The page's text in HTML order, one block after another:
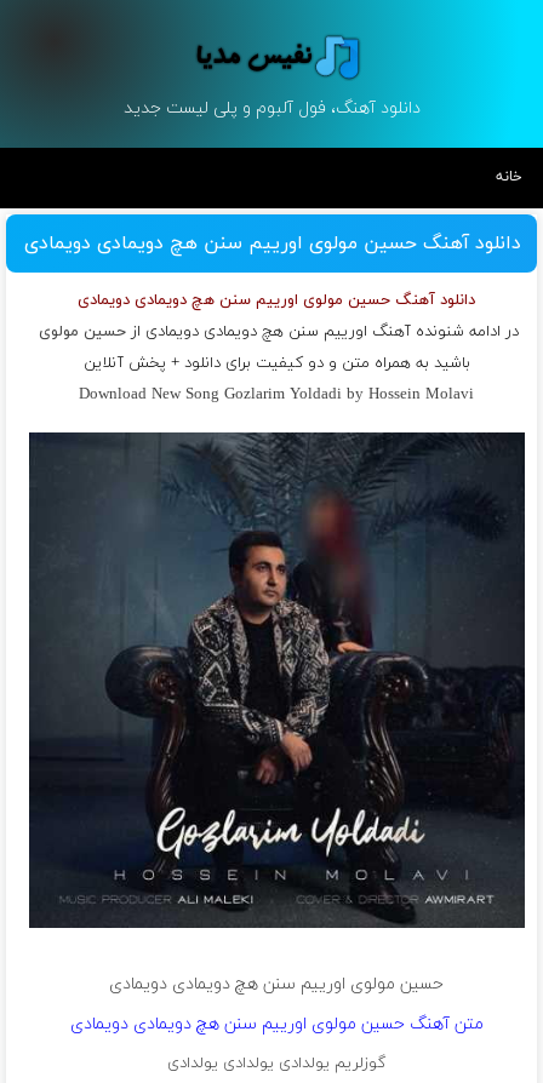
دانلود آهنگ، فول آلبوم و پلی لیست جدید
خانه
دانلود آهنگ حسین مولوی اورییم سنن هچ دویمادی دویمادی
دانلود آهنگ حسین مولوی اورییم سنن هچ دویمادی دویمادی
در ادامه شنونده آهنگ اورییم سنن هچ دویمادی دویمادی از حسین مولوی
باشید به همراه متن و دو کیفیت برای دانلود + پخش آنلاین
Download New Song Gozlarim Yoldadi by Hossein Molavi
حسین مولوی اورییم سنن هچ دویمادی دویمادی
متن آهنگ حسین مولوی اورییم سنن هچ دویمادی دویمادی
گوزلریم یولدادی یولدادی یولدادی